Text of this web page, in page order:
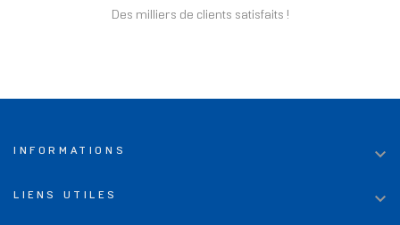
Des milliers de clients satisfaits !
INFORMATIONS 
LIENS UTILES 